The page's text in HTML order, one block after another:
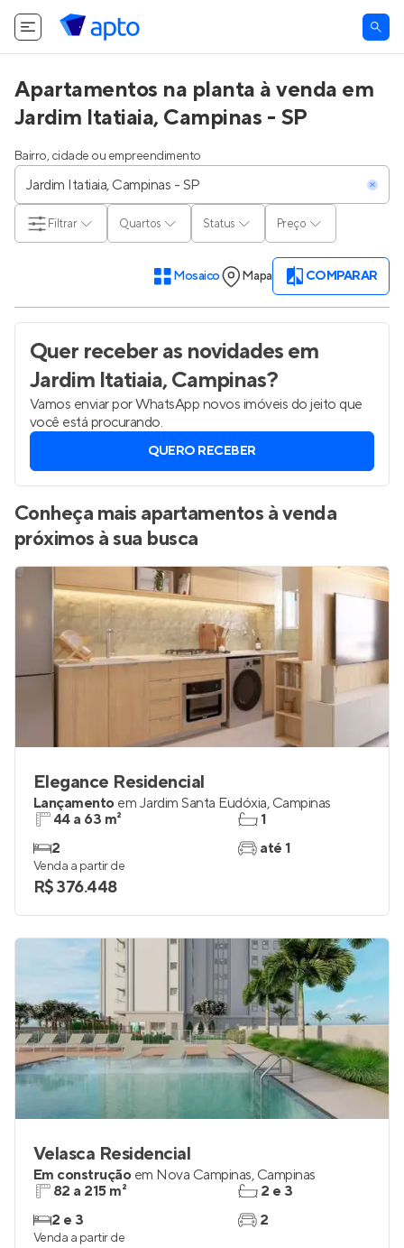
Apartamentos na planta à venda em
Jardim Itatiaia, Campinas - SP
Bairro, cidade ou empreendimento
Quartos Status Preço
Filtrar
Mosaico Mapa COMPARAR
Quer receber as novidadesem
Jardim Itatiaia, Campinas?
Vamos enviar por WhatsApp novos imóveis do jeito que
você está procurando.
QUERO RECEBER
Conheça mais apartamentos à venda
próximos à sua busca
Elegance Residencial
Lançamento em Jardim Santa Eudóxia, Campinas
44 a 63 m²
2
1
até 1
Venda a partir de
R$ 376.448
Velasca Residencial
Em construção em Nova Campinas, Campinas
82 a 215 m²
2 e 3
2 e 3
2
Venda a partir de